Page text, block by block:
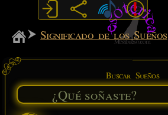
MiSabueso
Significado de los Sueños
Buscar Sueños